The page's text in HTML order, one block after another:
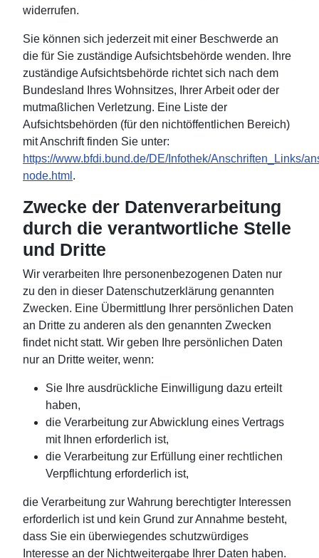
widerrufen.
Sie können sich jederzeit mit einer Beschwerde an
die für Sie zuständige Aufsichtsbehörde wenden. Ihre
zuständige Aufsichtsbehörde richtet sich nach dem
Bundesland Ihres Wohnsitzes, Ihrer Arbeit oder der
mutmaßlichen Verletzung. Eine Liste der
Aufsichtsbehörden (für den nichtöffentlichen Bereich)
mit Anschrift finden Sie unter:
https://www.bfdi.bund.de/DE/Infothek/Anschriften_Links/
node.html .
Zwecke der Datenverarbeitung
durch die verantwortliche Stelle
und Dritte
Wir verarbeiten Ihre personenbezogenen Daten nur
zu den in dieser Datenschutzerklärung genannten
Zwecken. Eine Übermittlung Ihrer persönlichen Daten
an Dritte zu anderen als den genannten Zwecken
findet nicht statt. Wir geben Ihre persönlichen Daten
nur an Dritte weiter, wenn:
Sie Ihre ausdrückliche Einwilligung dazu erteilt
haben,
die Verarbeitung zur Abwicklung eines Vertrags
mit Ihnen erforderlich ist,
die Verarbeitung zur Erfüllung einer rechtlichen
Verpflichtung erforderlich ist,
die Verarbeitung zur Wahrung berechtigter Interessen
erforderlich ist und kein Grund zur Annahme besteht,
dass Sie ein überwiegendes schutzwürdiges
Interesse an der Nichtweitergabe Ihrer Daten haben.